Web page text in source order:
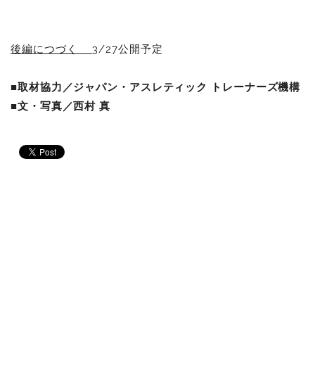
後編につづく3/27公開予定
■取材協力／ジャパン・アスレティック トレーナーズ機構
■文・写真／西村 真